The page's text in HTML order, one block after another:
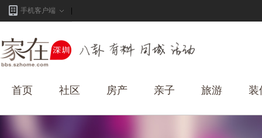
手机客户端
首页 社区 房产 亲子 旅游 装